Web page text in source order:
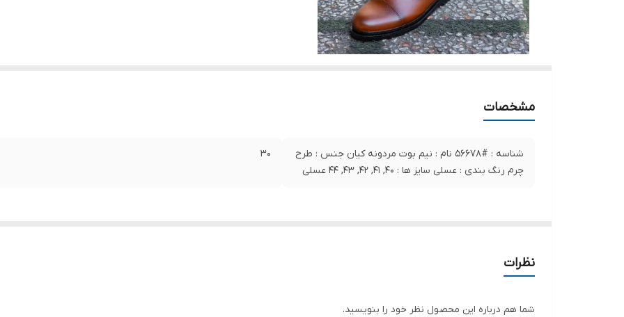
مشخصات
شناسه : #56678 نام : نیم بوت مردونه کیان جنس : طرح
چرم رنگ بندی : عسلی سایز ها : 40, 41, 42, 43, 44 عسلی
۳۰
نظرات
شما هم درباره این محصول نظر خود را بنویسید.